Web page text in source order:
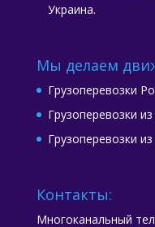
Украина.
Мы делаем
Грузоперевозки
Грузоперевозки
Грузоперевозки
Контакты:
Многоканальный